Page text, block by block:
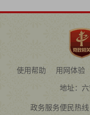
使用帮助 用网体验
地址：
政务服务便民热